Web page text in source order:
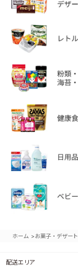
ホーム >お菓子・デザート
配送エリア